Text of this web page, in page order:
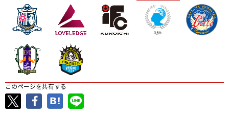
このページを共有する